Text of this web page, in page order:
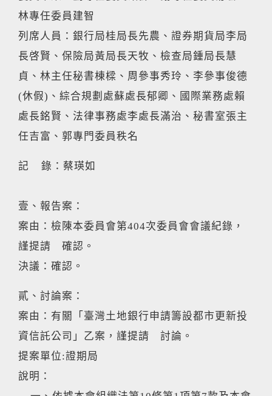
林專任委員建智
列席人員：銀行局桂局長先農、證券期貨局李局
長啓賢、保險局黃局長天牧、檢查局鍾局長慧
貞、林主任秘書棟樑、周參事秀玲、李參事俊德
(休假)、綜合規劃處蘇處長郁卿、國際業務處賴
處長銘賢、法律事務處李處長滿治、秘書室張主
任吉富、郭專門委員秩名
記 錄：蔡瑛如
壹、報告案：
案由：檢陳本委員會第404次委員會會議紀錄，
謹提請 確認。
決議：確認。
貳、討論案：
案由：有關「臺灣土地銀行申請籌設都市更新投
資信託公司」乙案，謹提請 討論。
提案單位:證期局
說明：